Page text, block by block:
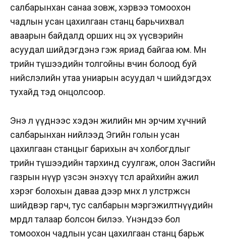
салбарынхан санаа зовж, хэрвээ томоохон
чадлын усан цахилгаан станц барьчихвал
аваарын байдалд орших нөөц эх үүсвэрийн
асуудал шийдэгдэнэ гэж яриад байгаа юм. Мөн
төрийн түшээдийн толгойны өвчин болоод буй
нийслэлийн утаа униарын асуудал ч шийдэгдэх
тухайд тэд онцолсоор.
Энэ л үүднээс хэдэн жилийн өмнө эрчим хүчний
салбарынхан нийлээд Эгийн голын усан
цахилгаан станцыг барихын ач холбогдлыг
төрийн түшээдийн тархинд суулгаж, олон Засгийн
газрын нүүр үзсэн энэхүү төсөл арайхийн ажил
хэрэг болохын даваа дээр мөнөөх л улстөржсөн
шийдвэр гарч, тус салбарын мэргэжилтнүүдийн
мөрөөдөл талаар болсон билээ. Үнэндээ бол
томоохон чадлын усан цахилгаан станц барьж